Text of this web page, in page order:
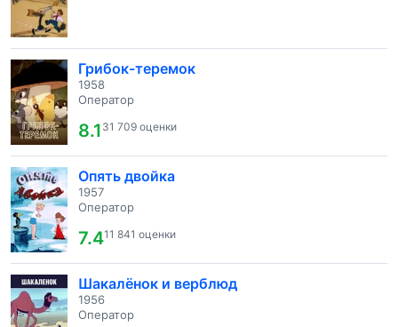
Грибок-теремок
1958
Оператор
8.1 31 709 оценки
Опять двойка
1957
Оператор
7.411 841 оценки
Шакалёнок и верблюд
1956
Оператор